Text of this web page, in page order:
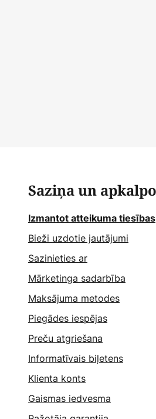
Saziņa un
Izmantot atteikuma tiesības
Bieži uzdotie jautājumi
Sazinieties ar
Mārketinga sadarbība
Maksājuma metodes
Piegādes iespējas
Preču atgriešana
Informatīvais biļetens
Klienta konts
Gaismas iedvesma